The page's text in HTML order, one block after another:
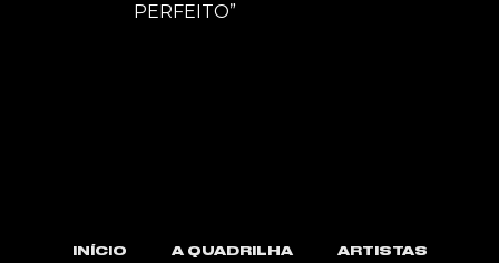
PERFEITO”
INÍCIO A QUADRILHA ARTISTAS